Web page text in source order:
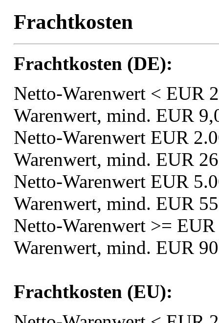
Frachtkosten
Frachtkosten (DE):
Netto-Warenwert < EUR
Warenwert, mind. EUR
Netto-Warenwert EUR
Warenwert, mind. EUR
Netto-Warenwert EUR
Warenwert, mind. EUR
Netto-Warenwert >=
Warenwert, mind. EUR
Frachtkosten (EU):